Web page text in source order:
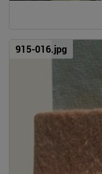
915-016.jpg